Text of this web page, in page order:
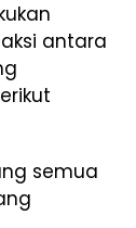
antara
semua